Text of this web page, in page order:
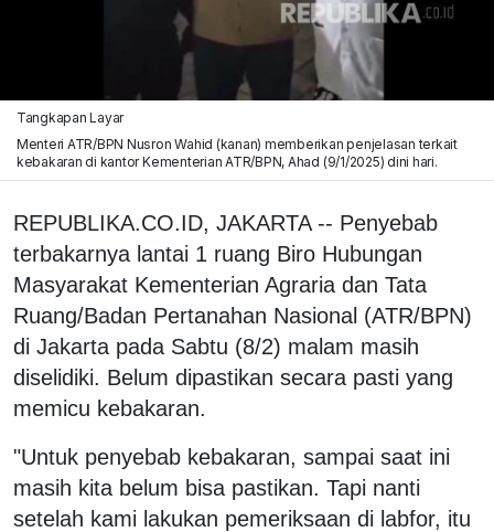
Tangkapan Layar
Menteri ATR/BPN Nusron Wahid (kanan) memberikan penjelasan terkait
kebakaran di kantor Kementerian ATR/BPN, Ahad (9/1/2025) dini hari.
REPUBLIKA.CO.ID, JAKARTA -- Penyebab
terbakarnya lantai 1 ruang Biro Hubungan
Masyarakat Kementerian Agraria dan Tata
Ruang/Badan Pertanahan Nasional (ATR/BPN)
di Jakarta pada Sabtu (8/2) malam masih
diselidiki. Belum dipastikan secara pasti yang
memicu kebakaran.
"Untuk penyebab kebakaran, sampai saat ini
masih kita belum bisa pastikan. Tapi nanti
setelah kami lakukan pemeriksaan di labfor, itu